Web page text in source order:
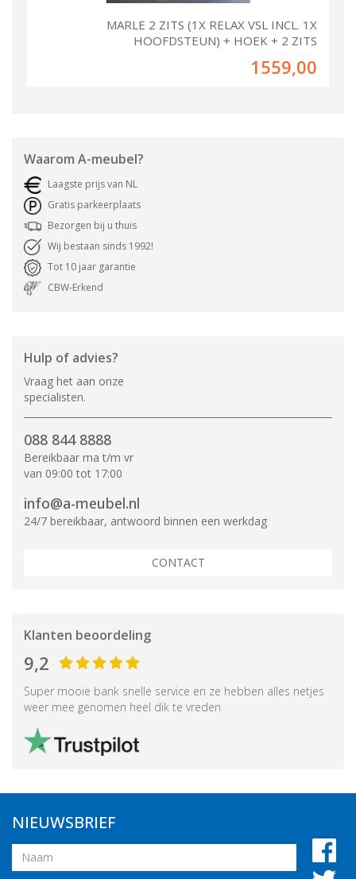
MARLE 2 ZITS (1X RELAX VSL INCL. 1X
HOOFDSTEUN) + HOEK + 2 ZITS
1559,00
Waarom A-meubel?
Laagste prijs van NL
Gratis parkeerplaats
Bezorgen bij u thuis
Wij bestaan sinds 1992!
Tot 10 jaar garantie
CBW-Erkend
Hulp of advies?
Vraag het aan onze
specialisten.
088 844 8888
Bereikbaar ma t/m vr
van 09:00 tot 17:00
info@a-meubel.nl
24/7 bereikbaar, antwoord binnen een werkdag
CONTACT
Klanten beoordeling
9,2
Super mooie bank snelle service en ze hebben alles netjes
weer mee genomen heel dik te vreden
NIEUWSBRIEF
Naam